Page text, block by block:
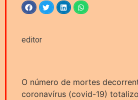
editor
O número de mortes
coronavírus (covid-19)